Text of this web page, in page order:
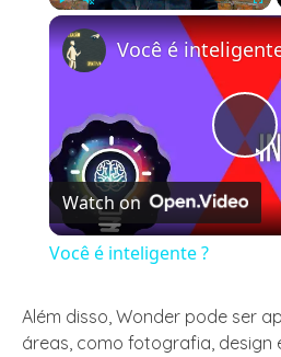
Você é
Watch on
Você é inteligente ?
Além disso, Wonder pode ser
áreas, como fotografia, design